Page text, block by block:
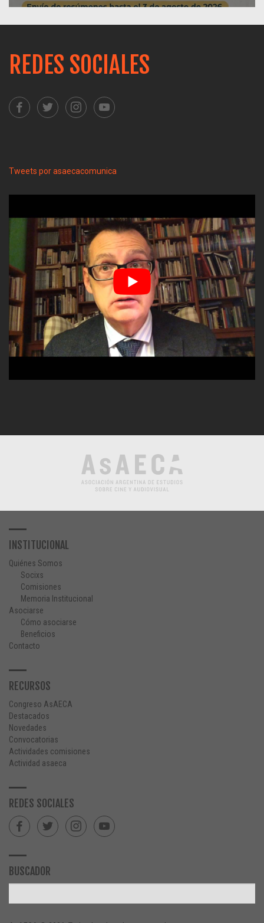
REDES SOCIALES
Tweets por asaecacomunica
INSTITUCIONAL
Quiénes Somos
Socixs
Comisiones
Memoria Institucional
Asociarse
Cómo asociarse
Beneficios
Contacto
RECURSOS
Congreso AsAECA
Destacados
Novedades
Convocatorias
Actividades comisiones
Actividad asaeca
REDES SOCIALES
BUSCADOR